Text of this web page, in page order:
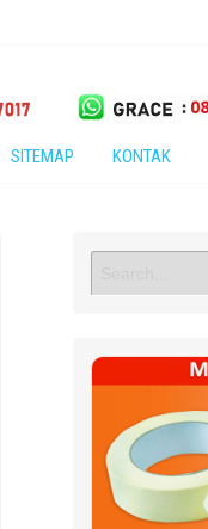
SITEMAP KONTAK